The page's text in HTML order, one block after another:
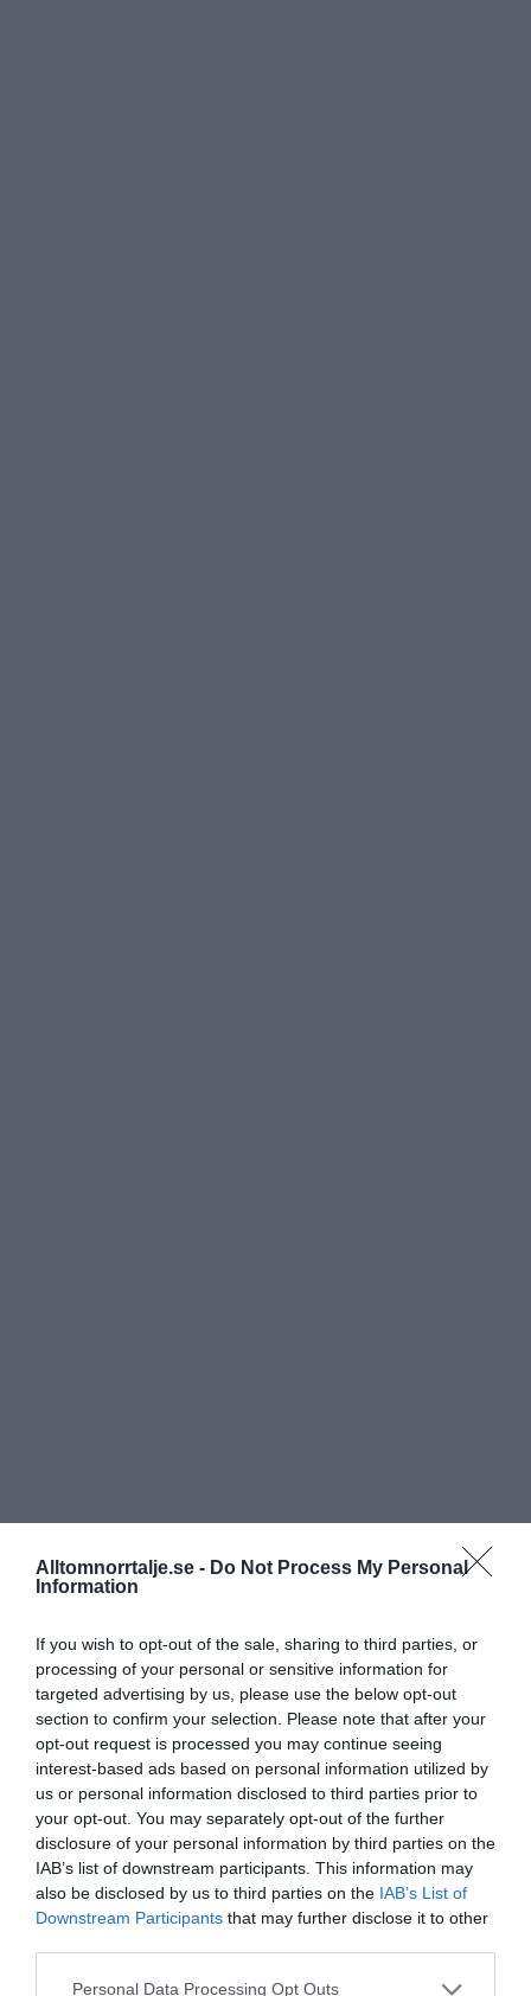
Alltomnorrtalje.se - Do Not Process My Personal
Information
If you wish to opt-out of the sale, sharing to third parties, or
processing of your personal or sensitive information for
targeted advertising by us, please use the below opt-out
section to confirm your selection. Please note that after your
opt-out request is processed you may continue seeing
interest-based ads based on personal information utilized by
us or personal information disclosed to third parties prior to
your opt-out. You may separately opt-out of the further
disclosure of your personal information by third parties on the
IAB’s list of downstream participants. This information may
also be disclosed by us to third parties on the IAB’s List of
Downstream Participants that may further disclose it to other
Personal Data Processing Opt Outs